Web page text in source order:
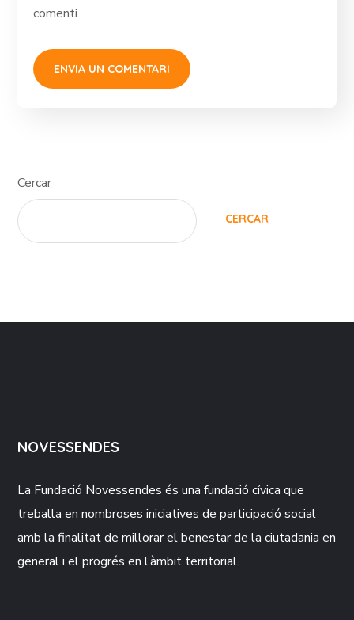
comenti.
Cercar
CERCAR
NOVESSENDES
La Fundació Novessendes és una fundació cívica que
treballa en nombroses iniciatives de participació social
amb la finalitat de millorar el benestar de la ciutadania en
general i el progrés en l’àmbit territorial.